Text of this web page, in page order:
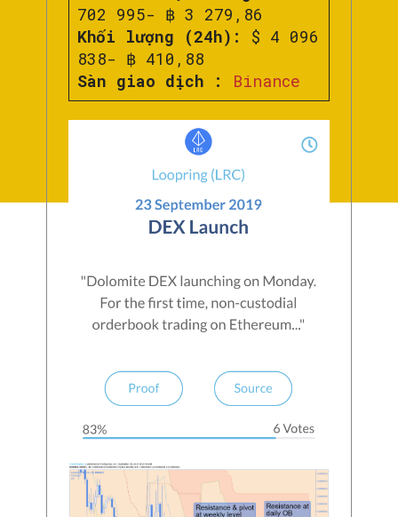
702 995- ฿ 3 279,86
Khối lượng (24h): $ 4 096
838- ฿ 410,88
Sàn giao dịch : Binance